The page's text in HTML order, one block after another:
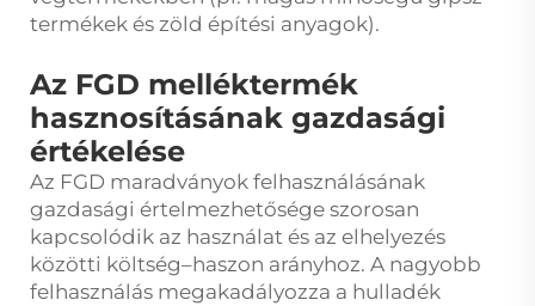
termékek és zöld építési anyagok).
Az FGD melléktermék
hasznosításának gazdasági
értékelése
Az FGD maradványok felhasználásának
gazdasági értelmezhetősége szorosan
kapcsolódik az használat és az elhelyezés
közötti költség–haszon arányhoz. A nagyobb
felhasználás megakadályozza a hulladék